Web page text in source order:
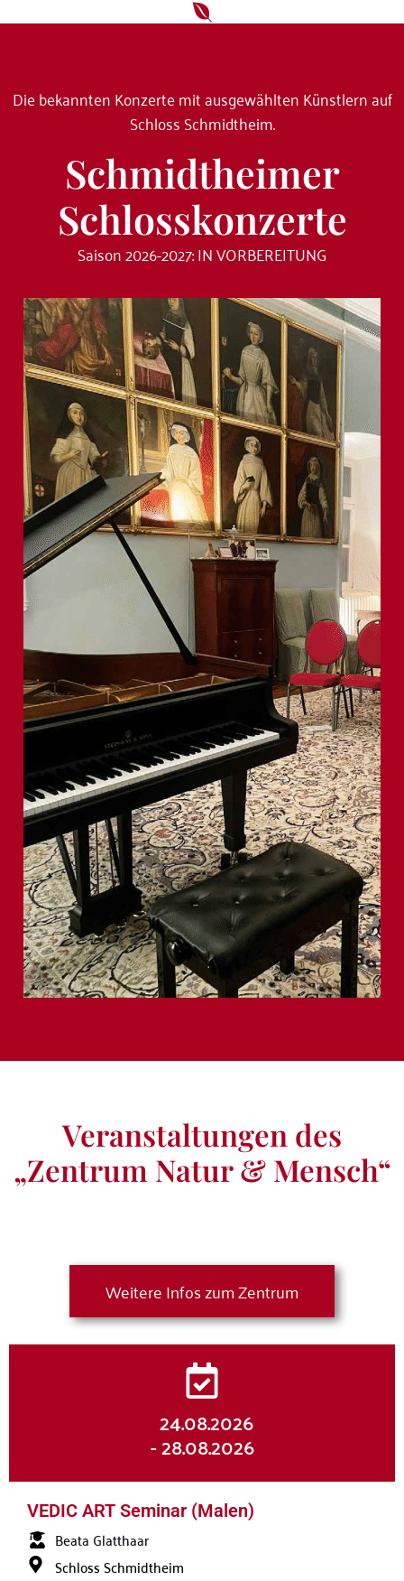
Die bekannten Konzerte mit ausgewählten Künstlern auf
Schloss Schmidtheim.
Schmidtheimer
Schlosskonzerte
Saison 2026-2027: IN VORBEREITUNG
Veranstaltungen des
„Zentrum Natur & Mensch“
Weitere Infos zum Zentrum
24.08.2026
- 28.08.2026
VEDIC ART Seminar (Malen)
Beata Glatthaar
Schloss Schmidtheim